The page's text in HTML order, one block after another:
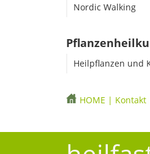
Nordic Walking
Heilpflanzen und
HOME | Kontakt